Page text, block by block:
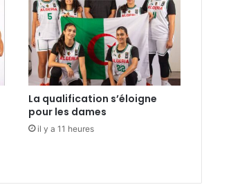
La qualification s’éloigne
pour les dames
il y a 11 heures